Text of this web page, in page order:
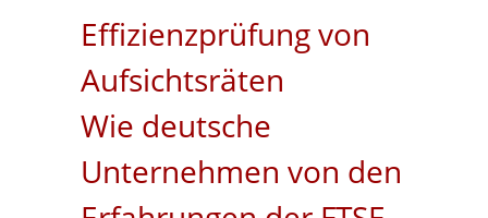
Effizienzprüfung von
Aufsichtsräten
Wie deutsche
Unternehmen von den